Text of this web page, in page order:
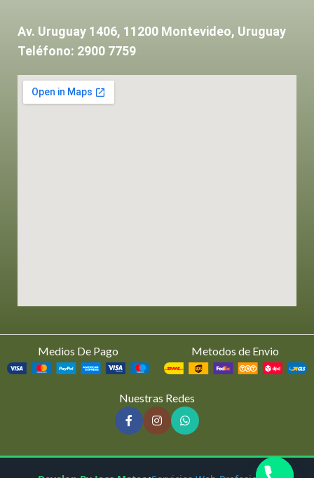
Av. Uruguay 1406, 11200 Montevideo, Uruguay
Teléfono: 2900 7759
Medios De Pago Metodos de Envio
Nuestras Redes